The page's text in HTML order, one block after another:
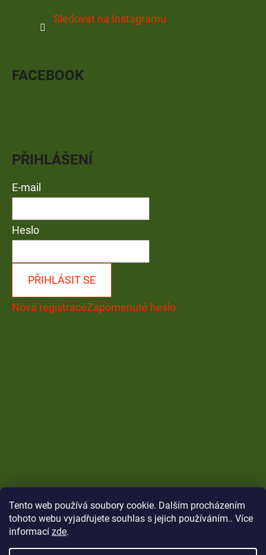
Tento web používá soubory cookie. Dalším procházením
tohoto webu vyjadřujete souhlas s jejich používáním.. Více
informací zde.
Sledovat na Instagramu
FACEBOOK
PŘIHLÁŠENÍ
E-mail
Heslo
PŘIHLÁSIT SE
Nová registraceZapomenuté heslo